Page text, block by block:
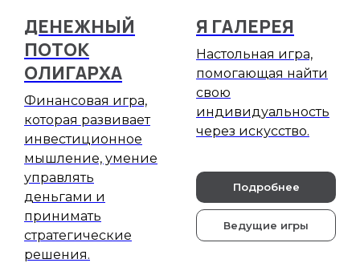
ДЕНЕЖНЫЙ
ПОТОК
ОЛИГАРХА
Финансовая игра,
которая развивает
инвестиционное
мышление, умение
управлять
деньгами и
принимать
стратегические
решения.
Я ГАЛЕРЕЯ
Настольная игра,
помогающая найти
свою
индивидуальность
через искусство.
Подробнее
Ведущие игры